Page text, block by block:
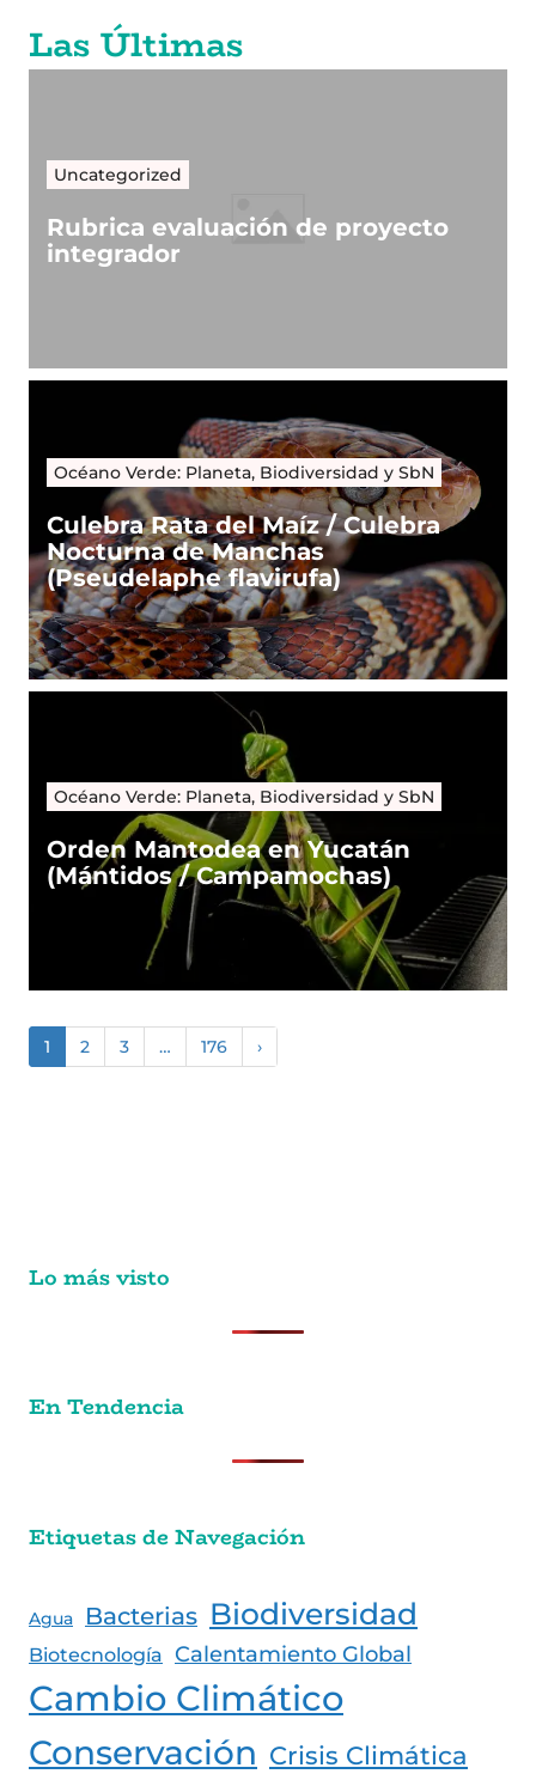
Las Últimas
Uncategorized
Rubrica evaluación de proyecto
integrador
Océano Verde: Planeta, Biodiversidad y SbN
Culebra Rata del Maíz / Culebra
Nocturna de Manchas
(Pseudelaphe flavirufa)
Océano Verde: Planeta, Biodiversidad y SbN
Orden Mantodea en Yucatán
(Mántidos / Campamochas)
1 2 3 … 176 ›
Lo más visto
En Tendencia
Etiquetas de Navegación
Agua Bacterias Biodiversidad
Biotecnología Calentamiento Global
Cambio Climático
Conservación Crisis Climática